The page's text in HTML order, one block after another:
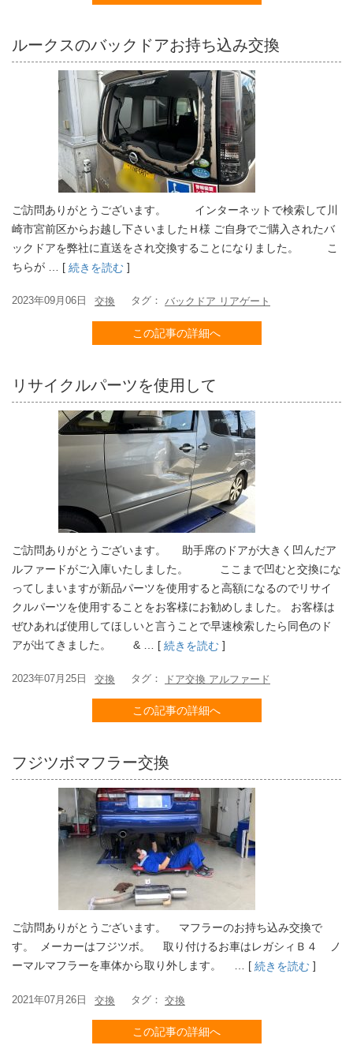
ルークスのバックドアお持ち込み交換
ご訪問ありがとうございます。 インターネットで検索して川
崎市宮前区からお越し下さいましたＨ様 ご自身でご購入されたバ
ックドアを弊社に直送をされ交換することになりました。 こ
ちらが … [ 続きを読む ]
2023年09月06日 交換 タグ： バックドア リアゲート
この記事の詳細へ
リサイクルパーツを使用して
ご訪問ありがとうございます。 助手席のドアが大きく凹んだア
ルファードがご入庫いたしました。 ここまで凹むと交換にな
ってしまいますが新品パーツを使用すると高額になるのでリサイ
クルパーツを使用することをお客様にお勧めしました。 お客様は
ぜひあれば使用してほしいと言うことで早速検索したら同色のド
アが出てきました。 & … [ 続きを読む ]
2023年07月25日 交換 タグ： ドア交換 アルファード
この記事の詳細へ
フジツボマフラー交換
ご訪問ありがとうございます。 マフラーのお持ち込み交換で
す。 メーカーはフジツボ。 取り付けるお車はレガシィＢ４ ノ
ーマルマフラーを車体から取り外します。 … [ 続きを読む ]
2021年07月26日 交換 タグ： 交換
この記事の詳細へ